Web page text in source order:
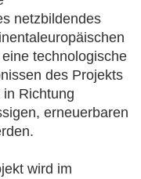
netzbildendes
technologische
des Projekts
Richtung
erneuerbaren
wird im